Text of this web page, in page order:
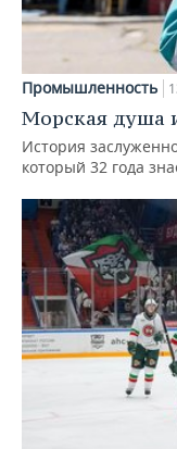
Промышленность
Морская душа
История
который 32 года